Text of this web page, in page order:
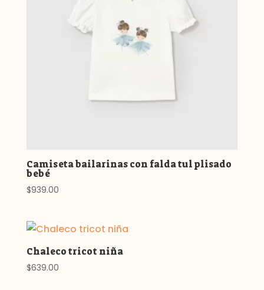
Camiseta bailarinas con falda tul plisado
bebé
$939.00
Chaleco tricot niña
$639.00